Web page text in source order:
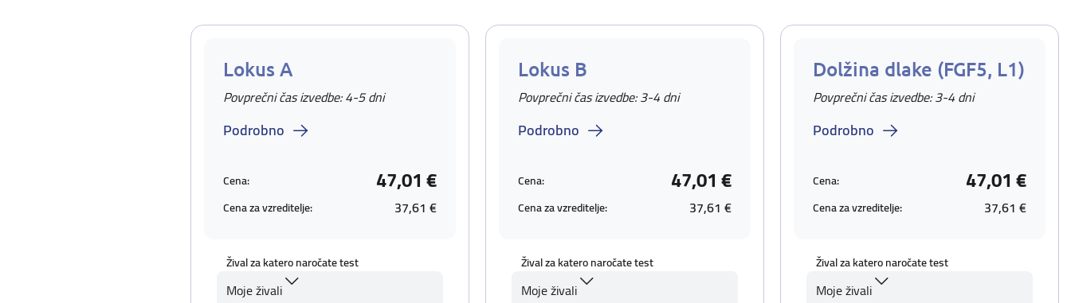
Lokus A
Povprečni čas izvedbe: 4-5 dni
Podrobno
Cena: 47,01 €
Cena za vzreditelje: 37,61 €
Žival za katero naročate test
Moje živali
Lokus B
Povprečni čas izvedbe: 3-4 dni
Podrobno
Cena: 47,01 €
Cena za vzreditelje: 37,61 €
Žival za katero naročate test
Moje živali
Dolžina dlake (FGF5, L1)
Povprečni čas izvedbe: 3-4 dni
Podrobno
Cena: 47,01 €
Cena za vzreditelje: 37,61 €
Žival za katero naročate test
Moje živali